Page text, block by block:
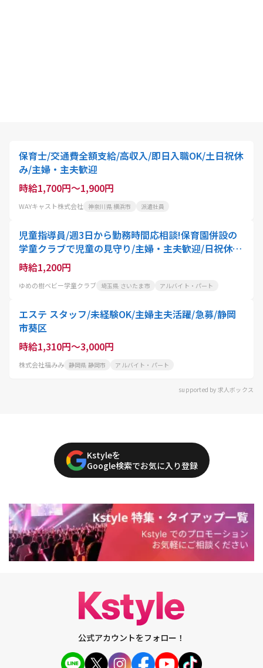
保育士/交通費全額支給/高収入/即日入職OK/土日祝休
み/主婦・主夫歓迎
時給1,700円～1,900円
WAYキャスト株式会社 神奈川県 横浜市 派遣社員
児童指導員/週3日から勤務時間応相談!保育園併設の
学童クラブで児童の見守り/主婦・主夫歓迎/日祝休み
のシフト制/駅徒歩圏内
時給1,200円
ゆめの樹ベビー学童クラブ 埼玉県 さいたま市 アルバイト・パート
エステ スタッフ/未経験OK/主婦主夫活躍/急募/静岡
市葵区
時給1,310円～3,000円
株式会社福みみ 静岡県 静岡市 アルバイト・パート
supported by 求人ボックス
Kstyleを
Google検索でお気に入り登録
公式アカウントをフォロー！